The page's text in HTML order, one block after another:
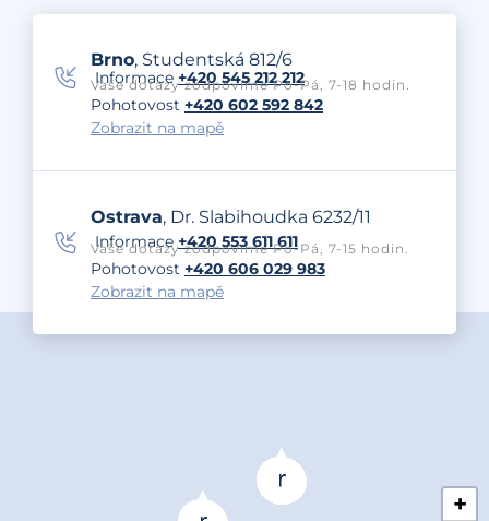
Brno, Studentská 812/6
Informace +420 545 212 212
Vaše dotazy zodpovíme Po-Pá, 7-18 hodin.
Pohotovost +420 602 592 842
Zobrazit na mapě
Ostrava, Dr. Slabihoudka 6232/11
Informace +420 553 611 611
Vaše dotazy zodpovíme Po-Pá, 7-15 hodin.
Pohotovost +420 606 029 983
Zobrazit na mapě
+